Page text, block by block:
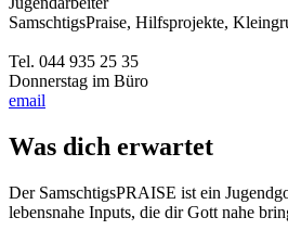
SamschtigsPraise, Hilfsprojekte,
Tel. 044 935 25 35
Donnerstag im Büro
email
Was dich erwartet
Der SamschtigsPRAISE ist ein
lebensnahe Inputs, die dir Gott nahe